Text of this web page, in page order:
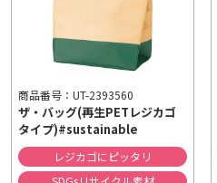
商品番号：UT-2393560
ザ・バッグ(再生PETレジカゴ
タイプ)#sustainable
レジカゴにピッタリ